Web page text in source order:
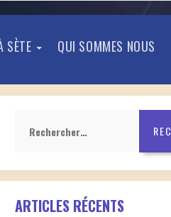
SÈTE QUI SOMMES NOUS
ARTICLES RÉCENTS